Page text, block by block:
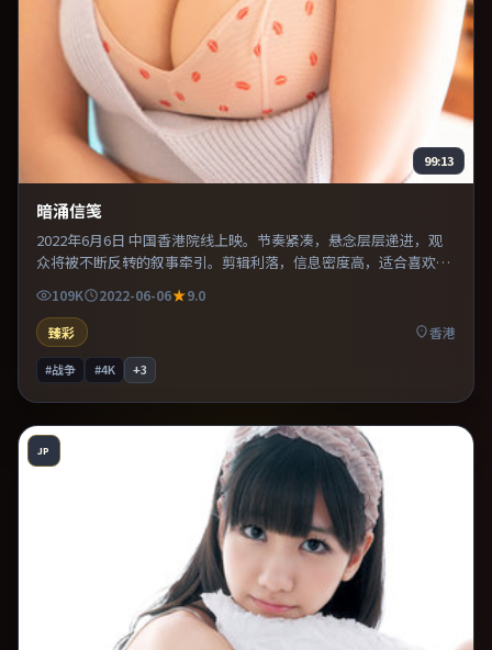
99:13
暗涌信笺
2022年6月6日 中国香港院线上映。节奏紧凑，悬念层层递进，观
众将被不断反转的叙事牵引。剪辑利落，信息密度高，适合喜欢烧
脑与推理的观众。推荐给偏爱群像戏与命运母题的影迷。
109K 2022-06-06
9.0
臻彩
香港
#战争 #4K +3
JP